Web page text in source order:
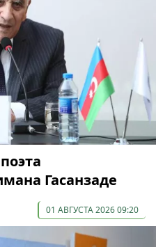
Гасанзаде
01 АВГУСТА 2026 09:20